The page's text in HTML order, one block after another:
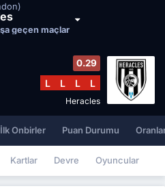
geçen maçlar
0.29
L L L L
Heracles
İlk Onbirler Puan Durumu
Kartlar Devre Oyuncular